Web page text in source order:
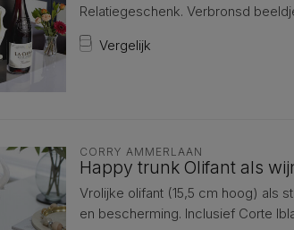
Relatiegeschenk. Verbronsd
Vergelijk
CORRY AMMERLAAN
Happy trunk Olifant als
Vrolijke olifant (15,5 cm hoog) als
en bescherming. Inclusief Corte